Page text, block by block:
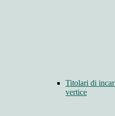
Titolari di
vertice